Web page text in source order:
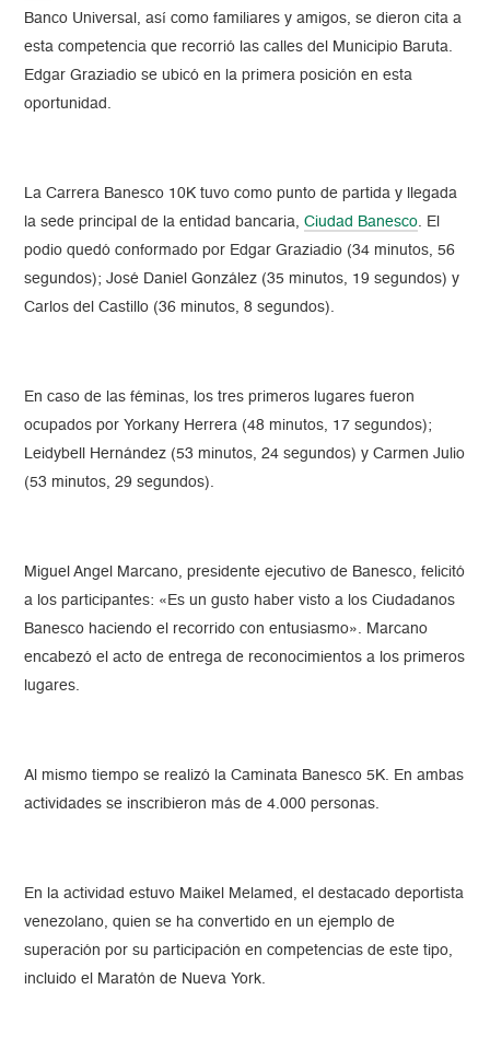
Banco Universal, así como familiares y amigos, se dieron cita a
esta competencia que recorrió las calles del Municipio Baruta.
Edgar Graziadio se ubicó en la primera posición en esta
oportunidad.
La Carrera Banesco 10K tuvo como punto de partida y llegada
la sede principal de la entidad bancaria,Ciudad Banesco. El
podio quedó conformado por Edgar Graziadio (34 minutos, 56
segundos); José Daniel González (35 minutos, 19 segundos) y
Carlos del Castillo (36 minutos, 8 segundos).
En caso de las féminas, los tres primeros lugares fueron
ocupados por Yorkany Herrera (48 minutos, 17 segundos);
Leidybell Hernández (53 minutos, 24 segundos) y Carmen Julio
(53 minutos, 29 segundos).
Miguel Angel Marcano, presidente ejecutivo de Banesco, felicitó
a los participantes: «Es un gusto haber visto a los Ciudadanos
Banesco haciendo el recorrido con entusiasmo». Marcano
encabezó el acto de entrega de reconocimientos a los primeros
lugares.
Al mismo tiempo se realizó la Caminata Banesco 5K. En ambas
actividades se inscribieron más de 4.000 personas.
En la actividad estuvo Maikel Melamed, el destacado deportista
venezolano, quien se ha convertido en un ejemplo de
superación por su participación en competencias de este tipo,
incluido el Maratón de Nueva York.